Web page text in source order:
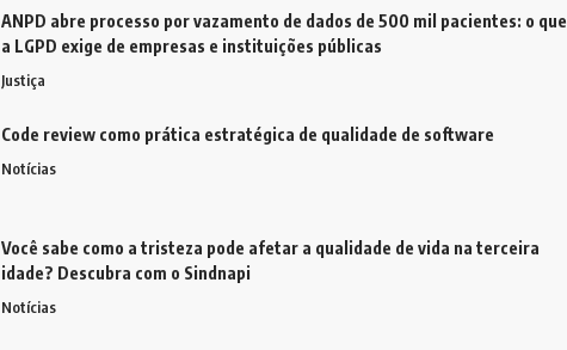
ANPD abre processo por vazamento de dados de 500 mil pacientes: o que
a LGPD exige de empresas e instituições públicas
Justiça
Code review como prática estratégica de qualidade de software
Notícias
Você sabe como a tristeza pode afetar a qualidade de vida na terceira
idade? Descubra com o Sindnapi
Notícias